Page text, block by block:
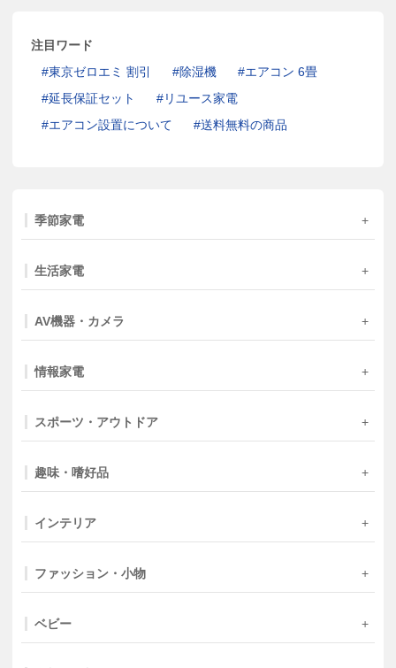
注目ワード
東京ゼロエミ 割引
除湿機
エアコン 6畳
延長保証セット
リユース家電
エアコン設置について
送料無料の商品
季節家電
生活家電
AV機器・カメラ
情報家電
スポーツ・アウトドア
趣味・嗜好品
インテリア
ファッション・小物
ベビー